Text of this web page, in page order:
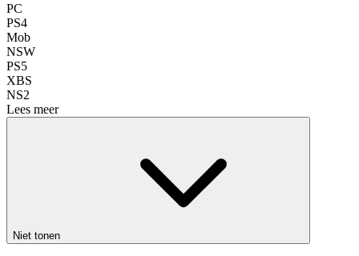
PC
PS4
Mob
NSW
PS5
XBS
NS2
Lees meer
Niet tonen